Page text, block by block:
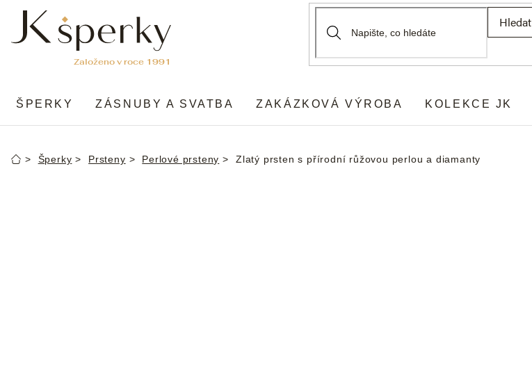
obsah
Hledat
ŠPERKY ZÁSNUBY A SVATBA ZAKÁZKOVÁ VÝROBA KOLEKCE JK
DomůŠperky Prsteny Perlové prsteny Zlatý prsten s přírodní růžovou perlou a diamanty